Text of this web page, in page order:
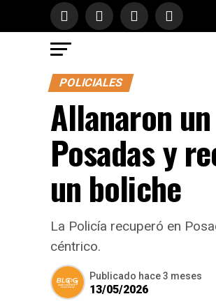
POLICIALES
Allanaron
Posadas y
un boliche
La Policía recuperó en
céntrico.
Publicado hace 3 meses
13/05/2026